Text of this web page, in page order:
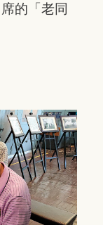
的「老同